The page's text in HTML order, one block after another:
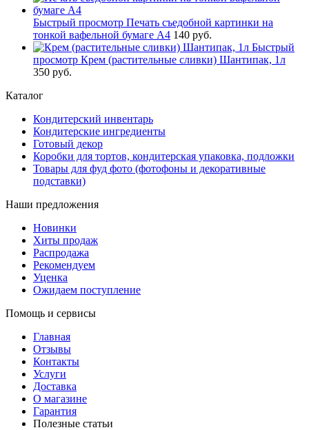
Быстрый просмотр Печать съедобной картинки на
тонкой вафельной бумаге А4 140 руб.
Быстрый
просмотр Крем (растительные сливки) Шантипак, 1л
350 руб.
Каталог
Кондитерский инвентарь
Кондитерские ингредиенты
Готовый декор
Коробки для тортов, кондитерская упаковка, подложки
Товары для фуд фото (фотофоны и декоративные
подставки)
Наши предложения
Новинки
Хиты продаж
Распродажа
Рекомендуем
Уценка
Ожидаем поступление
Помощь и сервисы
Главная
Отзывы
Контакты
Услуги
Доставка
О магазине
Гарантия
Полезные статьи